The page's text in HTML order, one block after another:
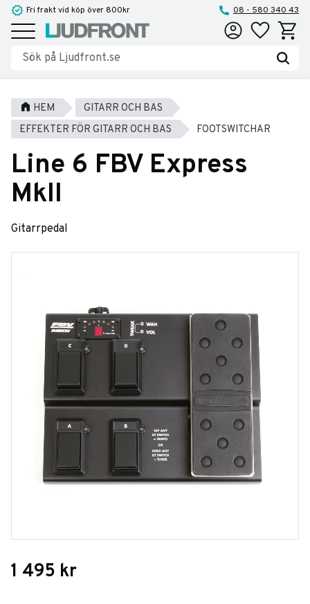
Meny
Fri frakt vid köp över 800kr 08 - 580 340 43
Favoriter
HEM
GITARR OCH BAS
EFFEKTER FÖR GITARR OCH BAS
FOOTSWITCHAR
Line 6 FBV Express
MkII
Gitarrpedal
1 495 kr